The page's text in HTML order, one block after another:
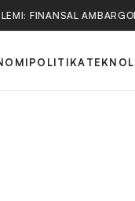
FINANSAL
POLITIKA